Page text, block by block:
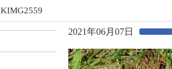
KIMG2559
2021年06月07日